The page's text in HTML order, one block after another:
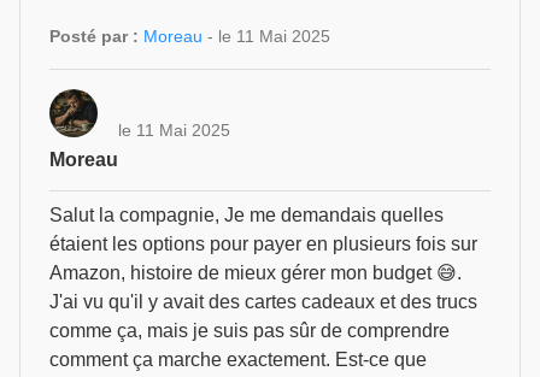
Posté par : Moreau - le 11 Mai 2025
Moreau
le 11 Mai 2025
Salut la compagnie, Je me demandais quelles
étaient les options pour payer en plusieurs fois sur
Amazon, histoire de mieux gérer mon budget 😅.
J'ai vu qu'il y avait des cartes cadeaux et des trucs
comme ça, mais je suis pas sûr de comprendre
comment ça marche exactement. Est-ce que